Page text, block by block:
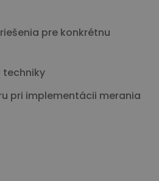
pre konkrétnu
techniky
pri implementácii merania